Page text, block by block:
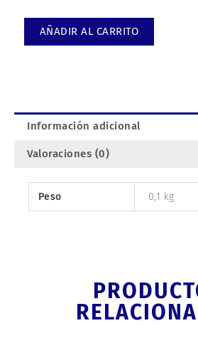
AÑADIR AL CARRITO
Información adicional
Valoraciones (0)
Peso 0,1 kg